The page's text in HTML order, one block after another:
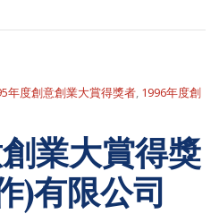
年度創意創業大賞得獎者, 1996年度創
業大賞得獎
)有限公司